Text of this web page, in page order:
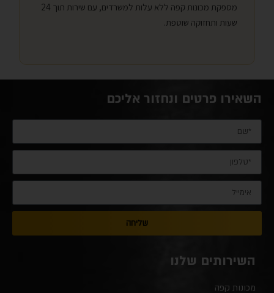
מספקת מכונות קפה ללא עלות למשרדים, עם שירות תוך 24
שעות ותחזוקה שוטפת.
השאירו פרטים ונחזור אליכם
שליחה
השירותים שלנו
מכונות קפה